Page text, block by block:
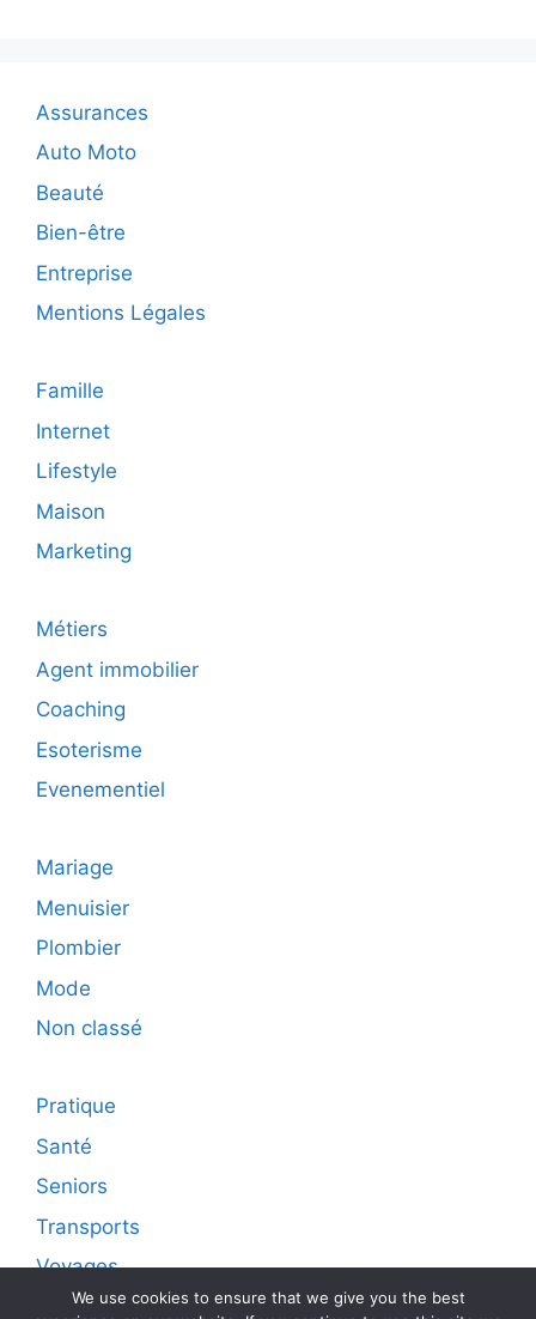
Assurances
Auto Moto
Beauté
Bien-être
Entreprise
Mentions Légales
Famille
Internet
Lifestyle
Maison
Marketing
Métiers
Agent immobilier
Coaching
Esoterisme
Evenementiel
Mariage
Menuisier
Plombier
Mode
Non classé
Pratique
Santé
Seniors
Transports
Voyages
We use cookies to ensure that we give you the best